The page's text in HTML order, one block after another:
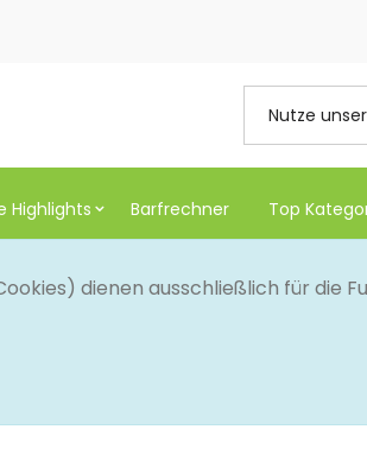
Highlights Barfrechner Top
dienen ausschließlich für die